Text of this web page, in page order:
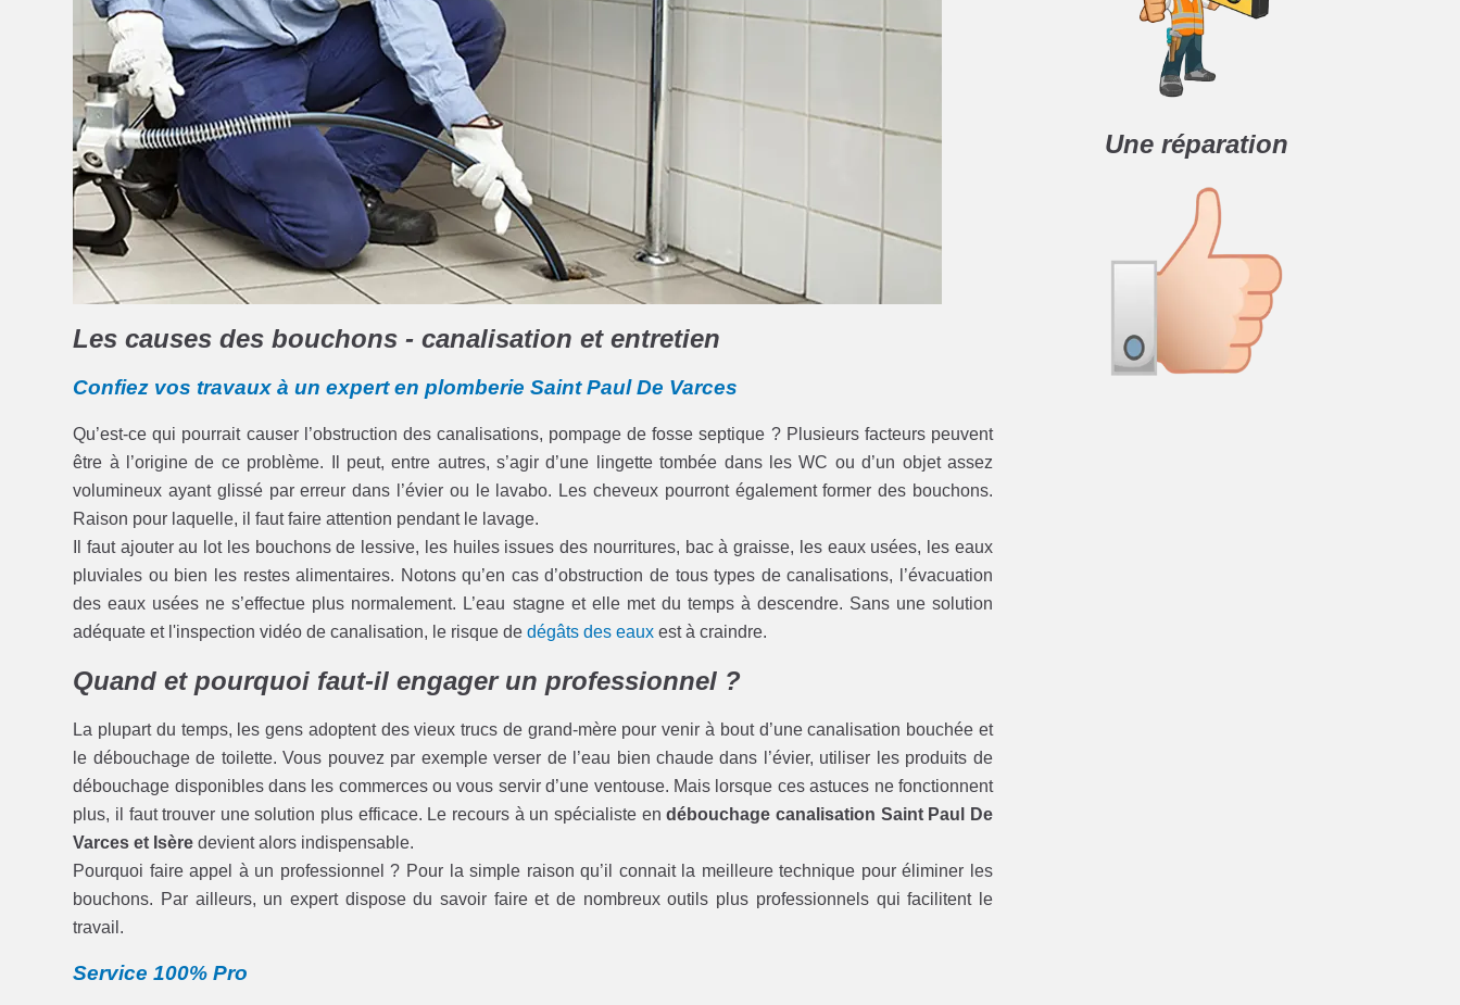
Les causes des bouchons - canalisation et entretien
Confiez vos travaux à un expert en plomberie Saint Paul De Varces
Qu’est-ce qui pourrait causer l’obstruction des canalisations, pompage de fosse septique ? Plusieurs facteurs peuvent
être à l’origine de ce problème. Il peut, entre autres, s’agir d’une lingette tombée dans les WC ou d’un objet assez
volumineux ayant glissé par erreur dans l’évier ou le lavabo. Les cheveux pourront également former des bouchons.
Raison pour laquelle, il faut faire attention pendant le lavage.
Il faut ajouter au lot les bouchons de lessive, les huiles issues des nourritures, bac à graisse, les eaux usées, les eaux
pluviales ou bien les restes alimentaires. Notons qu’en cas d’obstruction de tous types de canalisations, l’évacuation
des eaux usées ne s’effectue plus normalement. L’eau stagne et elle met du temps à descendre. Sans une solution
adéquate et l'inspection vidéo de canalisation, le risque dedégâts des eaux est à craindre.
Quand et pourquoi faut-il engager un professionnel ?
La plupart du temps, les gens adoptent des vieux trucs de grand-mère pour venir à bout d’une canalisation bouchée et
le débouchage de toilette. Vous pouvez par exemple verser de l’eau bien chaude dans l’évier, utiliser les produits de
débouchage disponibles dans les commerces ou vous servir d’une ventouse. Mais lorsque ces astuces ne fonctionnent
plus, il faut trouver une solution plus efficace. Le recours à un spécialiste endébouchage canalisation Saint Paul De
Varces et Isère devient alors indispensable.
Pourquoi faire appel à un professionnel ? Pour la simple raison qu’il connait la meilleure technique pour éliminer les
bouchons. Par ailleurs, un expert dispose du savoir faire et de nombreux outils plus professionnels qui facilitent le
travail.
Service 100% Pro
Une réparation